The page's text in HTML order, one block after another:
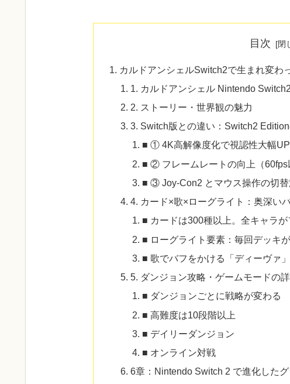
目次
カルドアンシェルSwitch2で生まれ変わ
1. カルドアンシェル Nintendo
2. ストーリー・世界観の魅力
3. Switch版との違い：Switch2
■ ① 4K高解像度化で視認性大幅UP
■ ② フレームレートの向上（60fps
■ ③ Joy-Con2 とマウス操作の切
4. カード×歌×ローグライト：奥深い
■ カードは300種以上。全キャラが
■ ローグライト要素：毎回デッキ
■ 歌でバフをかける「ディーヴァ」
5. ダンジョン攻略・ゲームモードの
■ ダンジョンごとに戦略が変わる
■ 高難度は10段階以上
■ デイリーダンジョン
■ オンライン対戦
6章：Nintendo Switch 2 で進化した